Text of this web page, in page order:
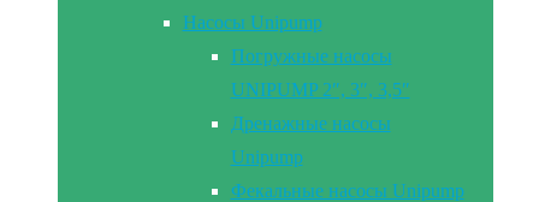
Насосы Unipump
Погружные насосы
UNIPUMP 2″, 3″, 3,5″
Дренажные насосы
Unipump
Фекальные насосы Unipump